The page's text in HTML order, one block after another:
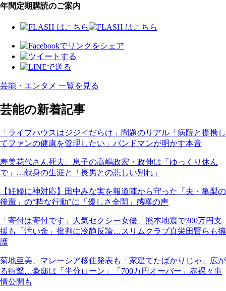
年間定期購読のご案内
芸能・エンタメ 一覧を見る
芸能の新着記事
「ライブハウスはジジイだらけ」問題のリアル「病院と提携し
てファンの健康を管理したい」バンドマンが明かす本音
寿美花代さん死去、息子の高嶋政宏・政伸は「ゆっくり休ん
で」…献身の生涯と「長男との悲しい別れ」
【妊婦に神対応】田中みな実を報道陣から守った「夫・亀梨の
後輩」の“粋な行動”に「優しさ全開」感嘆の声
「寄付は寄付です」人気セクシー女優、熊本地震で300万円支
援も「汚い金」批判に冷静反論…スリムクラブ真栄田賢らも擁
護
菊地亜美、マレーシア移住発表も「家建てたばかりじゃ」広が
る衝撃…豪邸は「半分ローン」「700万円オーバー」赤裸々事
情公開も